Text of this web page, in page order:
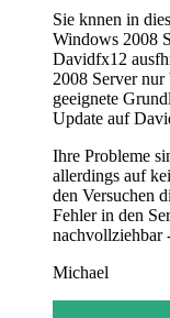
Sie knnen in
Windows 2008
Davidfx12
2008 Server nur
geeignete
Update auf
Ihre Probleme
allerdings auf
den Versuchen
Fehler in den
nachvollziehbar
Michael